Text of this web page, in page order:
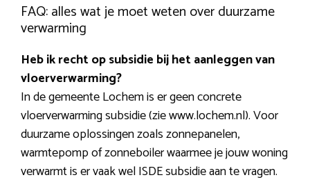
FAQ: alles wat je moet weten over duurzame
verwarming
Heb ik recht op subsidie bij het aanleggen van
vloerverwarming?
In de gemeente Lochem is er geen concrete
vloerverwarming subsidie (zie www.lochem.nl). Voor
duurzame oplossingen zoals zonnepanelen,
warmtepomp of zonneboiler waarmee je jouw woning
verwarmt is er vaak wel ISDE subsidie aan te vragen.